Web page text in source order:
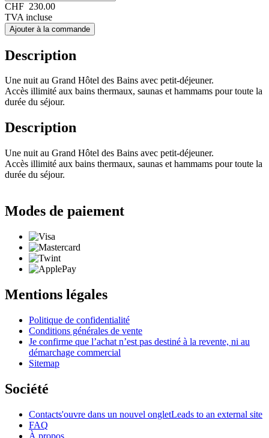
CHF 230.00
TVA incluse
Ajouter à la commande
Description
Une nuit au Grand Hôtel des Bains avec petit-déjeuner.
Accès illimité aux bains thermaux, saunas et hammams pour toute la
durée du séjour.
Description
Une nuit au Grand Hôtel des Bains avec petit-déjeuner.
Accès illimité aux bains thermaux, saunas et hammams pour toute la
durée du séjour.
Modes de paiement
Mentions légales
Politique de confidentialité
Conditions générales de vente
Je confirme que l’achat n’est pas destiné à la revente, ni au
démarchage commercial
Sitemap
Société
Contacts'ouvre dans un nouvel ongletLeads to an external site
FAQ
À propos